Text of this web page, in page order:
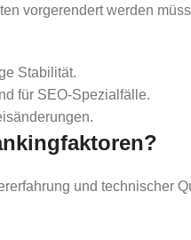
vorgerendert werden
Stabilität.
für SEO-Spezialfälle.
und technischer